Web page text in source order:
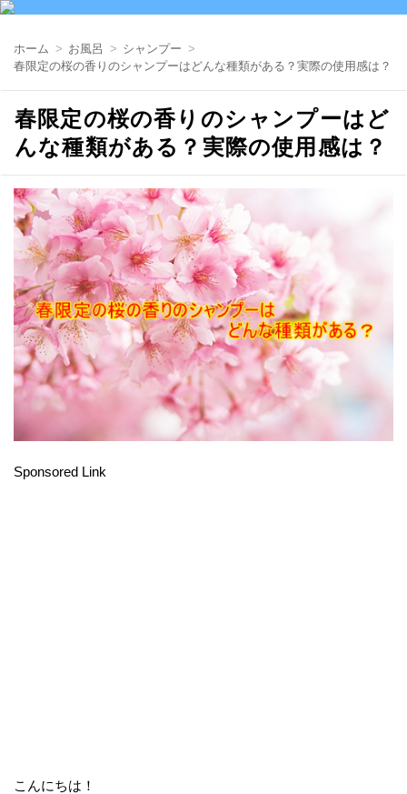
ホーム お風呂
シャンプー
春限定の桜の香りのシャンプーはどんな種類がある？実際の使用感は？
春限定の桜の香りのシャンプーはど
んな種類がある？実際の使用感は？
Sponsored Link
こんにちは！